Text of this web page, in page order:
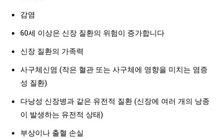
감염
60세 이상은 신장 질환의 위험이 증가합니다
신장 질환의 가족력
사구체신염 (작은 혈관 또는 사구체에 영향을 미치는 염증
성 질환)
다낭성 신장병과 같은 유전적 질환 (신장에 여러 개의 낭종
이 발생하는 유전적 상태)
부상이나 출혈 손실